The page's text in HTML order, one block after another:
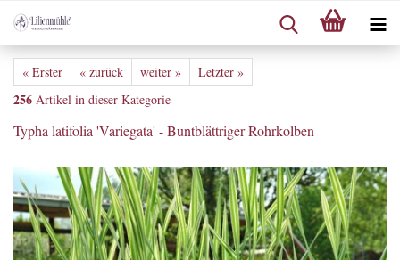
« Erster « zurück weiter » Letzter »
256 Artikel in dieser Kategorie
Typha latifolia 'Variegata' - Buntblättriger Rohrkolben